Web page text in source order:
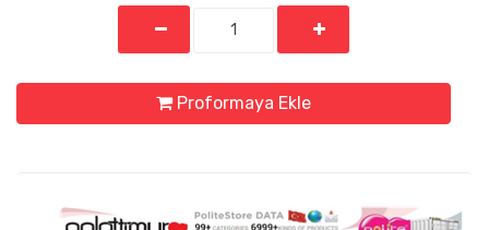
Proformaya Ekle